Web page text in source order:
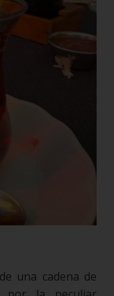
una cadena de